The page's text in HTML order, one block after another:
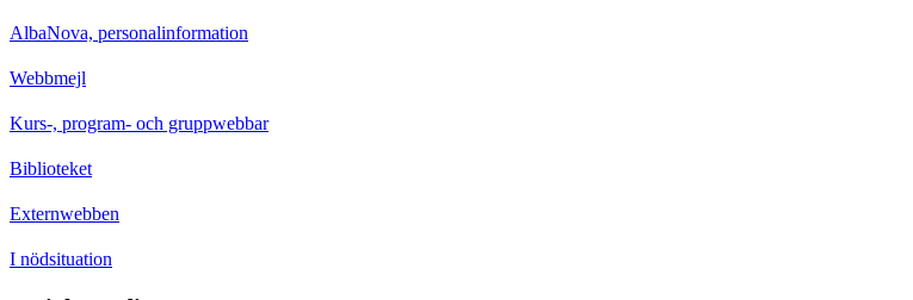
AlbaNova, personalinformation
Webbmejl
Kurs-, program- och gruppwebbar
Biblioteket
Externwebben
I nödsituation